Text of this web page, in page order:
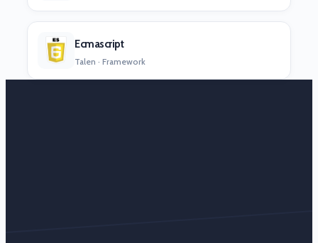
Ecmascript
Talen · Framework